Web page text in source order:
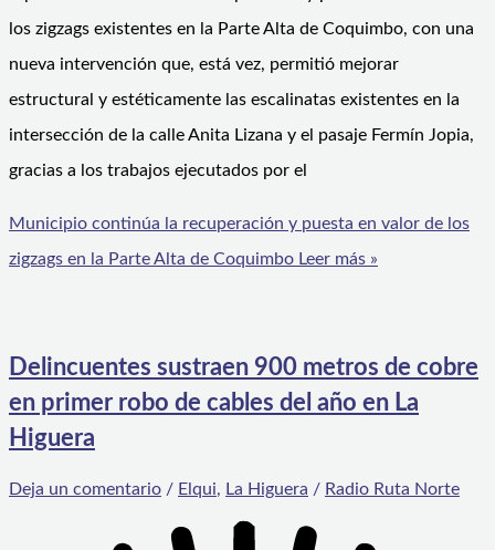
los zigzags existentes en la Parte Alta de Coquimbo, con una
nueva intervención que, está vez, permitió mejorar
estructural y estéticamente las escalinatas existentes en la
intersección de la calle Anita Lizana y el pasaje Fermín Jopia,
gracias a los trabajos ejecutados por el
Municipio continúa la recuperación y puesta en valor de los
zigzags en la Parte Alta de Coquimbo Leer más »
Delincuentes sustraen 900 metros de cobre
en primer robo de cables del año en La
Higuera
Deja un comentario / Elqui, La Higuera / Radio Ruta Norte